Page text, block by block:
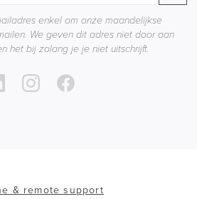
enkel om onze maandelijkse
We geven dit adres niet door aan
het bij zolang je je niet uitschrijft.
& remote support